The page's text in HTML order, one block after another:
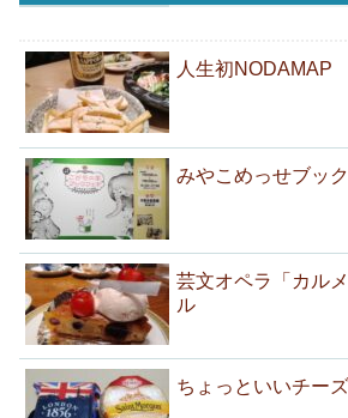
人生初NODAMAP
みやこめっせブッ
芸文オペラ「カル
ル
ちょっといいチー